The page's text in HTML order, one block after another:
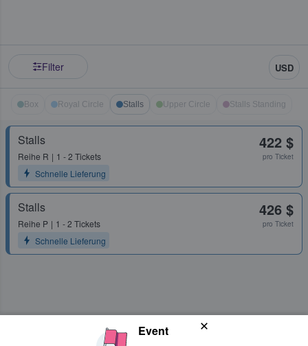
Filter USD
Box Royal Circle Stalls Upper Circle Stalls Standing
Stalls
Reihe R
1 - 2 Tickets
Schnelle Lieferung
422 $
pro Ticket
Stalls
Reihe P
1 - 2 Tickets
Schnelle Lieferung
426 $
pro Ticket
Event